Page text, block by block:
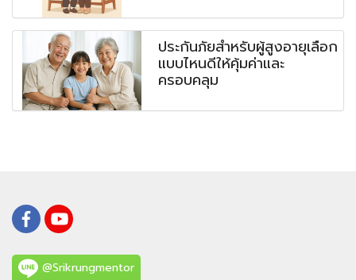
ประกันภัยสำหรับผู้สูงอายุเลือก
แบบไหนดีให้คุ้มค่าและ
ครอบคลุม
@Srikrungmentor